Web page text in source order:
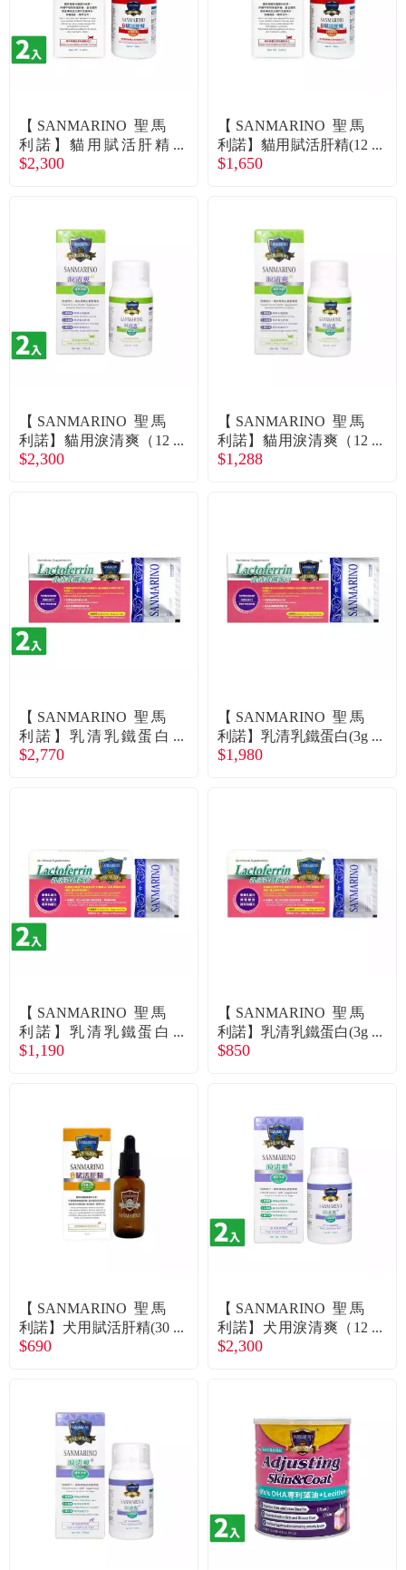
【SANMARINO 聖馬
利諾】貓用賦活肝精
（120ml/瓶）X2入組
$2,300
【SANMARINO 聖馬
利諾】貓用賦活肝精(12
0ml/瓶)（廠商直送）
$1,650
【SANMARINO 聖馬
利諾】貓用淚清爽（12
0ml/瓶）X2入組（廠商
$2,300
【SANMARINO 聖馬
利諾】貓用淚清爽（12
0ml/瓶）（廠商直送）
$1,288
【SANMARINO 聖馬
利諾】乳清乳鐵蛋白
（3g * 50包/盒）X2入
$2,770
【SANMARINO 聖馬
利諾】乳清乳鐵蛋白(3g
* 50包/盒)（廠商直送）
$1,980
【SANMARINO 聖馬
利諾】乳清乳鐵蛋白
（3g * 12包/盒）X2入
$1,190
【SANMARINO 聖馬
利諾】乳清乳鐵蛋白(3g
* 12包/盒)（廠商直送）
$850
【SANMARINO 聖馬
利諾】犬用賦活肝精(30
ml/瓶)（廠商直送）
$690
【SANMARINO 聖馬
利諾】犬用淚清爽（12
0ml/瓶）X2入組（廠商
$2,300